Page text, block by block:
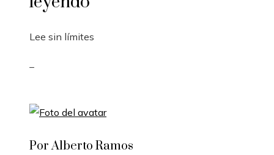
Lee sin límites
Por Alberto Ramos